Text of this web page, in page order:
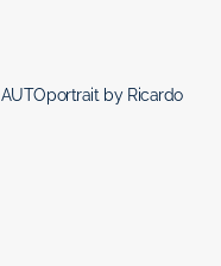
AUTOportrait by Ricardo